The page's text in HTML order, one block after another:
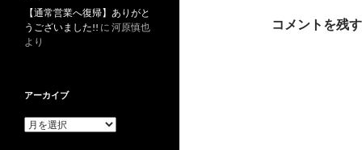
コメントを残す
【通常営業へ復帰】ありがと
うございました!! に 河原慎也
より
アーカイブ
ア